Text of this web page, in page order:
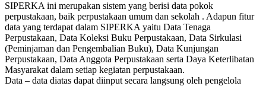
SIPERKA ini merupakan sistem yang berisi data pokok
perpustakaan, baik perpustakaan umum dan sekolah . Adapun fitur
data yang terdapat dalam SIPERKA yaitu Data Tenaga
Perpustakaan, Data Koleksi Buku Perpustakaan, Data Sirkulasi
(Peminjaman dan Pengembalian Buku), Data Kunjungan
Perpustakaan, Data Anggota Perpustakaan serta Daya Keterlibatan
Masyarakat dalam setiap kegiatan perpustakaan.
Data – data diatas dapat diinput secara langsung oleh pengelola